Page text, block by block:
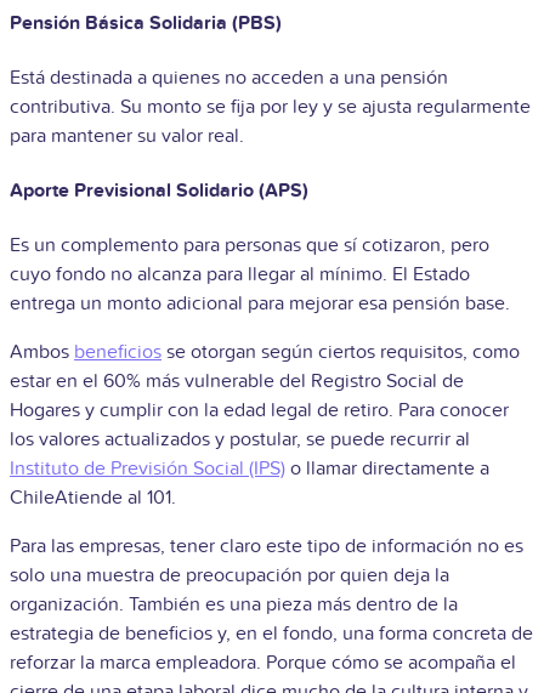
Pensión Básica Solidaria (PBS)
Está destinada a quienes no acceden a una pensión
contributiva. Su monto se fija por ley y se ajusta regularmente
para mantener su valor real.
Aporte Previsional Solidario (APS)
Es un complemento para personas que sí cotizaron, pero
cuyo fondo no alcanza para llegar al mínimo. El Estado
entrega un monto adicional para mejorar esa pensión base.
Ambos beneficios se otorgan según ciertos requisitos, como
estar en el 60% más vulnerable del Registro Social de
Hogares y cumplir con la edad legal de retiro. Para conocer
los valores actualizados y postular, se puede recurrir al
Instituto de Previsión Social (IPS) o llamar directamente a
ChileAtiende al 101.
Para las empresas, tener claro este tipo de información no es
solo una muestra de preocupación por quien deja la
organización. También es una pieza más dentro de la
estrategia de beneficios y, en el fondo, una forma concreta de
reforzar la marca empleadora. Porque cómo se acompaña el